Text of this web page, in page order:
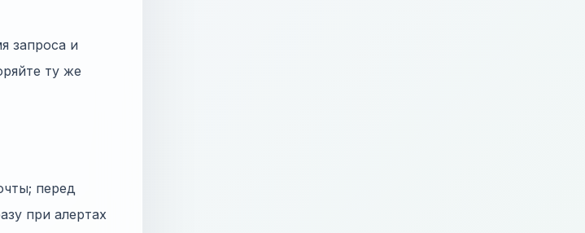
запроса и
ту же
перед
при алертах